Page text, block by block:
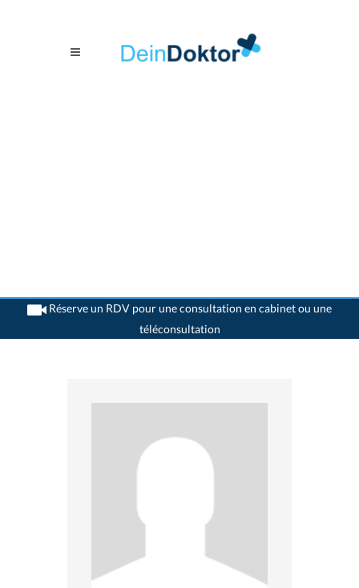
Réserve un RDV pour une consultation en cabinet ou une
téléconsultation
>Psychiatres>La Croix-de-Rozon>Dr. Abdelaida Abella Garcia>Consultation